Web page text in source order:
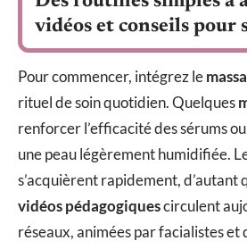
vidéos et conseils pour
Pour commencer, intégrez le
rituel de soin quotidien. Quelques
renforcer l’efficacité des sérums
une peau légèrement humidifiée.
s’acquièrent rapidement, d’autant
vidéos pédagogiquescirculent
réseaux, animées par facialistes et